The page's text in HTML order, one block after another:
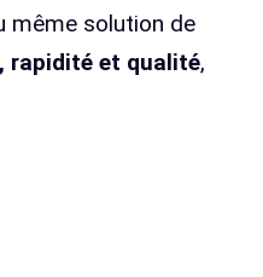
même solution de
rapidité et qualité,